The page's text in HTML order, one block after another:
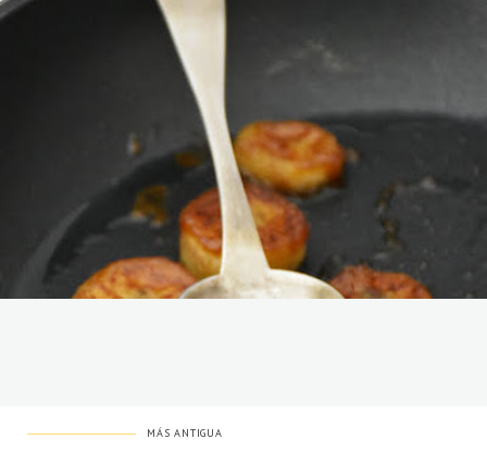
MÁS ANTIGUA